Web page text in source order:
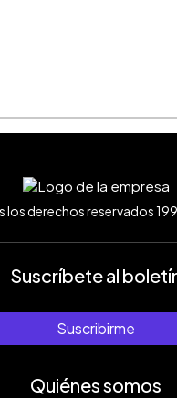
los derechos reservados
Suscríbete al
Suscribirme
Quiénes somos